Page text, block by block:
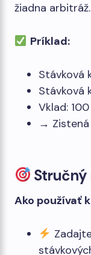
žiadna arbitráž.
Príklad:
Stávková
Stávková
Vklad:
→ Zistená
Stručný
Ako používať